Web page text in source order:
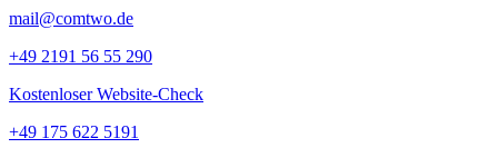
mail@comtwo.de
+49 2191 56 55 290
Kostenloser Website-Check
+49 175 622 5191